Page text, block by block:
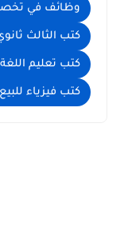
وظائف في
كتب الثالث
كتب تعليم اللغة
كتب فيزياء للبيع